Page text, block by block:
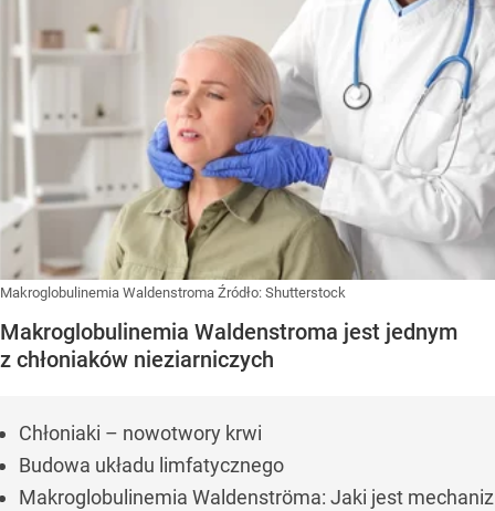
Makroglobulinemia Waldenstroma Źródło: Shutterstock
Makroglobulinemia Waldenstroma jest jednym
z chłoniaków nieziarniczych
Chłoniaki – nowotwory krwi
Budowa układu limfatycznego
Makroglobulinemia Waldenströma: Jaki jest